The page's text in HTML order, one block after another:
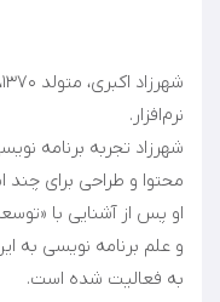
شهرزاد تجربه برنامه
او پس از آشنایی با
و علم برنامه نویسی به
به فعالیت شده‌ است.